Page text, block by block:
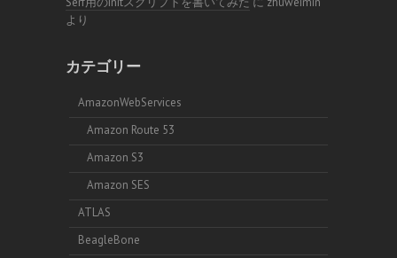
より
カテゴリー
AmazonWebServices
Amazon Route 53
Amazon S3
Amazon SES
ATLAS
BeagleBone